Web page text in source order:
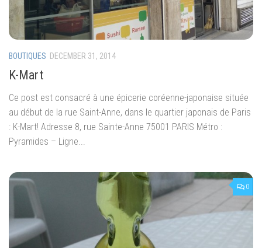
BOUTIQUES DECEMBER 31, 2014
K-Mart
Ce post est consacré à une épicerie coréenne-japonaise située
au début de la rue Saint-Anne, dans le quartier japonais de Paris
: K-Mart! Adresse 8, rue Sainte-Anne 75001 PARIS Métro :
Pyramides – Ligne...
0